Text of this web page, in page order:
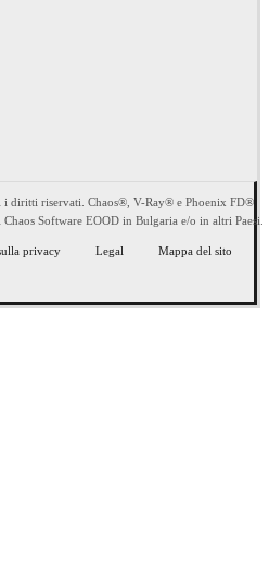
i diritti riservati. Chaos®, V-Ray® e Phoenix FD®
Software EOOD in Bulgaria e/o in altri Paesi.
privacy Legal Mappa del sito